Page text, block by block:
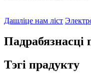
Дашліце нам ліст
Падрабязнасці
Тэгі прадукту